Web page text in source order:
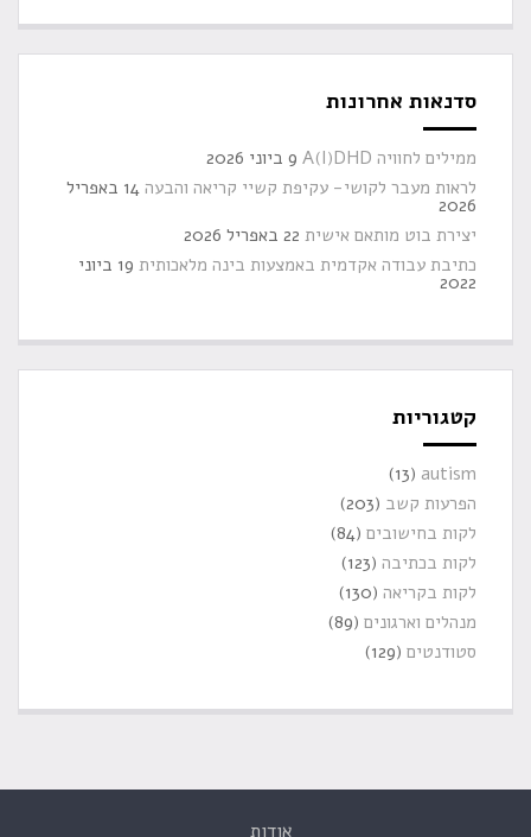
סדנאות אחרונות
ממילים לחוויה A(I)DHD
9 ביוני 2026
לראות מעבר לקושי- עקיפת קשיי קריאה והבעה
14 באפריל
2026
יצירת בוט מותאם אישית 22 באפריל 2026
כתיבת עבודה אקדמית באמצעות בינה מלאכותית
19 ביוני
2022
קטגוריות
autism
(13)
הפרעות קשב (203)
לקות בחישובים (84)
לקות בכתיבה (123)
לקות בקריאה (130)
מנהלים וארגונים (89)
סטודנטים (129)
אודות